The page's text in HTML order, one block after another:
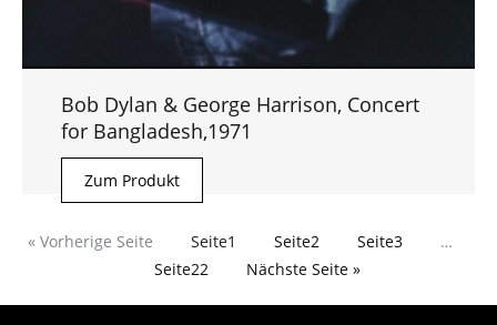
Bob Dylan & George Harrison, Concert
for Bangladesh,1971
Zum Produkt
« Vorherige Seite Seite1 Seite2 Seite3
…
Seite22 Nächste Seite »